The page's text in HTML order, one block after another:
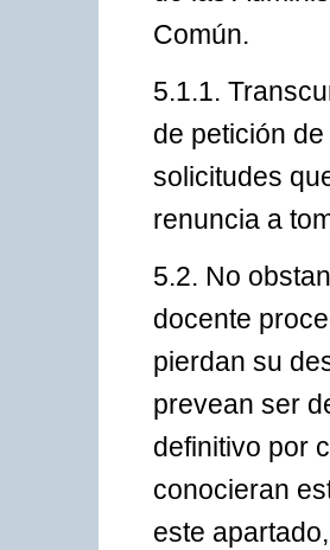
Común.
5.1.1.
de petición
solicitudes
renuncia a
5.2. No
docente
pierdan su
prevean ser
definitivo por
conocieran
este